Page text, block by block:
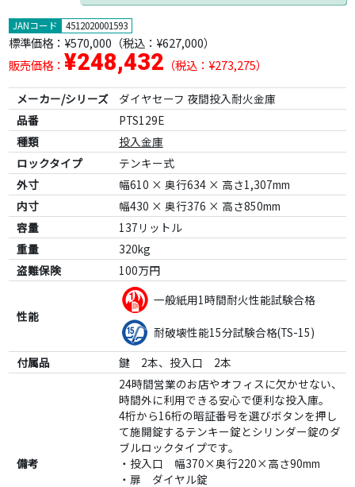
JANコード 4512020001593
標準価格： ¥570,000 （税込：¥627,000）
販売価格： ¥248,432 （税込：¥273,275）
メーカー/シリーズ
ダイヤセーフ 夜間投入耐火金庫
品番
PTS129E
種類
投入金庫
ロックタイプ
テンキー式
外寸
幅610 × 奥行634 × 高さ1,307mm
内寸
幅430 × 奥行376 × 高さ850mm
容量
137リットル
重量
320kg
盗難保険
100万円
性能
一般紙用1時間耐火性能試験合格
耐破壊性能15分試験合格(TS-15)
付属品
鍵 2本、投入口 2本
備考
24時間営業のお店やオフィスに欠かせない、
時間外に利用できる安心で便利な投入庫。
4桁から16桁の暗証番号を選びボタンを押し
て施開錠するテンキー錠とシリンダー錠のダ
ブルロックタイプです。
・投入口 幅370×奥行220×高さ90mm
・扉 ダイヤル錠